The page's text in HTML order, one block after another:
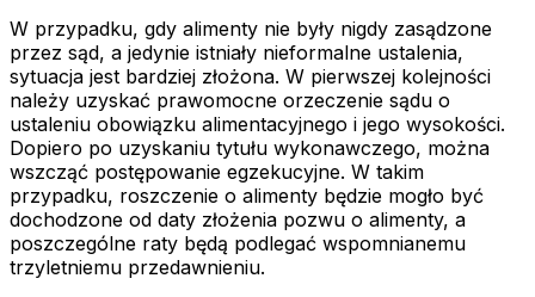
W przypadku, gdy alimenty nie były nigdy zasądzone
przez sąd, a jedynie istniały nieformalne ustalenia,
sytuacja jest bardziej złożona. W pierwszej kolejności
należy uzyskać prawomocne orzeczenie sądu o
ustaleniu obowiązku alimentacyjnego i jego wysokości.
Dopiero po uzyskaniu tytułu wykonawczego, można
wszcząć postępowanie egzekucyjne. W takim
przypadku, roszczenie o alimenty będzie mogło być
dochodzone od daty złożenia pozwu o alimenty, a
poszczególne raty będą podlegać wspomnianemu
trzyletniemu przedawnieniu.